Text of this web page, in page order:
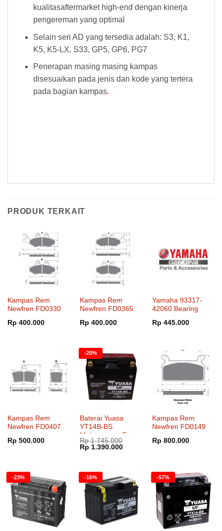
kualitasaftermarket high-end dengan kinerja
pengereman yang optimal
Selain seri AD yang tersedia adalah: S3, K1,
K5, K5-LX, S33, GP5, GP6, PG7
Penerapan masing masing kampas
disesuaikan pada jenis dan kode yang tertera
pada bagian kampas.
PRODUK TERKAIT
Kampas Rem
Newfren FD0330
Rp 400.000
Kampas Rem
Newfren FD0365
Rp 400.000
Yamaha 93317-
42060 Bearing
Rp 445.000
Kampas Rem
Newfren FD0407
Rp 500.000
-20%
Baterai Yuasa
YT14B-BS
Maintenance Free
Rp1.745.000
Harga
aslinya
Rp 1.390.000Harga
Rp 1.390.000.
Kampas Rem
Newfren FD0149
Rp 800.000
-23% -16% -57%